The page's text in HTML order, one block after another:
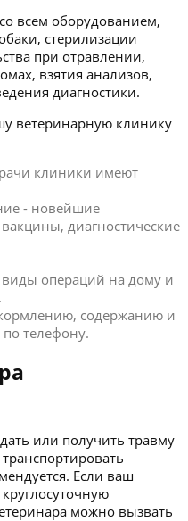
всем оборудованием,
стерилизации
при отравлении,
взятия анализов,
диагностики.
ветеринарную клинику
клиники имеют
- новейшие
диагностические
виды операций на дому и
содержанию и
по телефону.
или получить травму
Если ваш
можно вызвать